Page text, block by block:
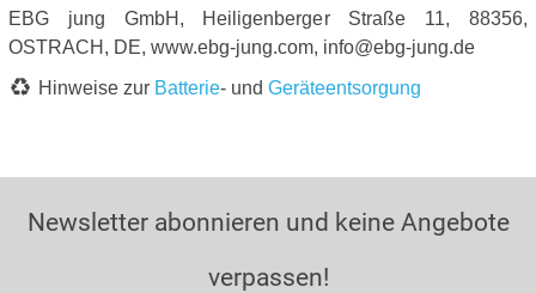
EBG jung GmbH, Heiligenberger Straße 11, 88356,
OSTRACH, DE, www.ebg-jung.com, info@ebg-jung.de
Hinweise zur Batterie- und Geräteentsorgung
Newsletter abonnieren und keine Angebote
verpassen!